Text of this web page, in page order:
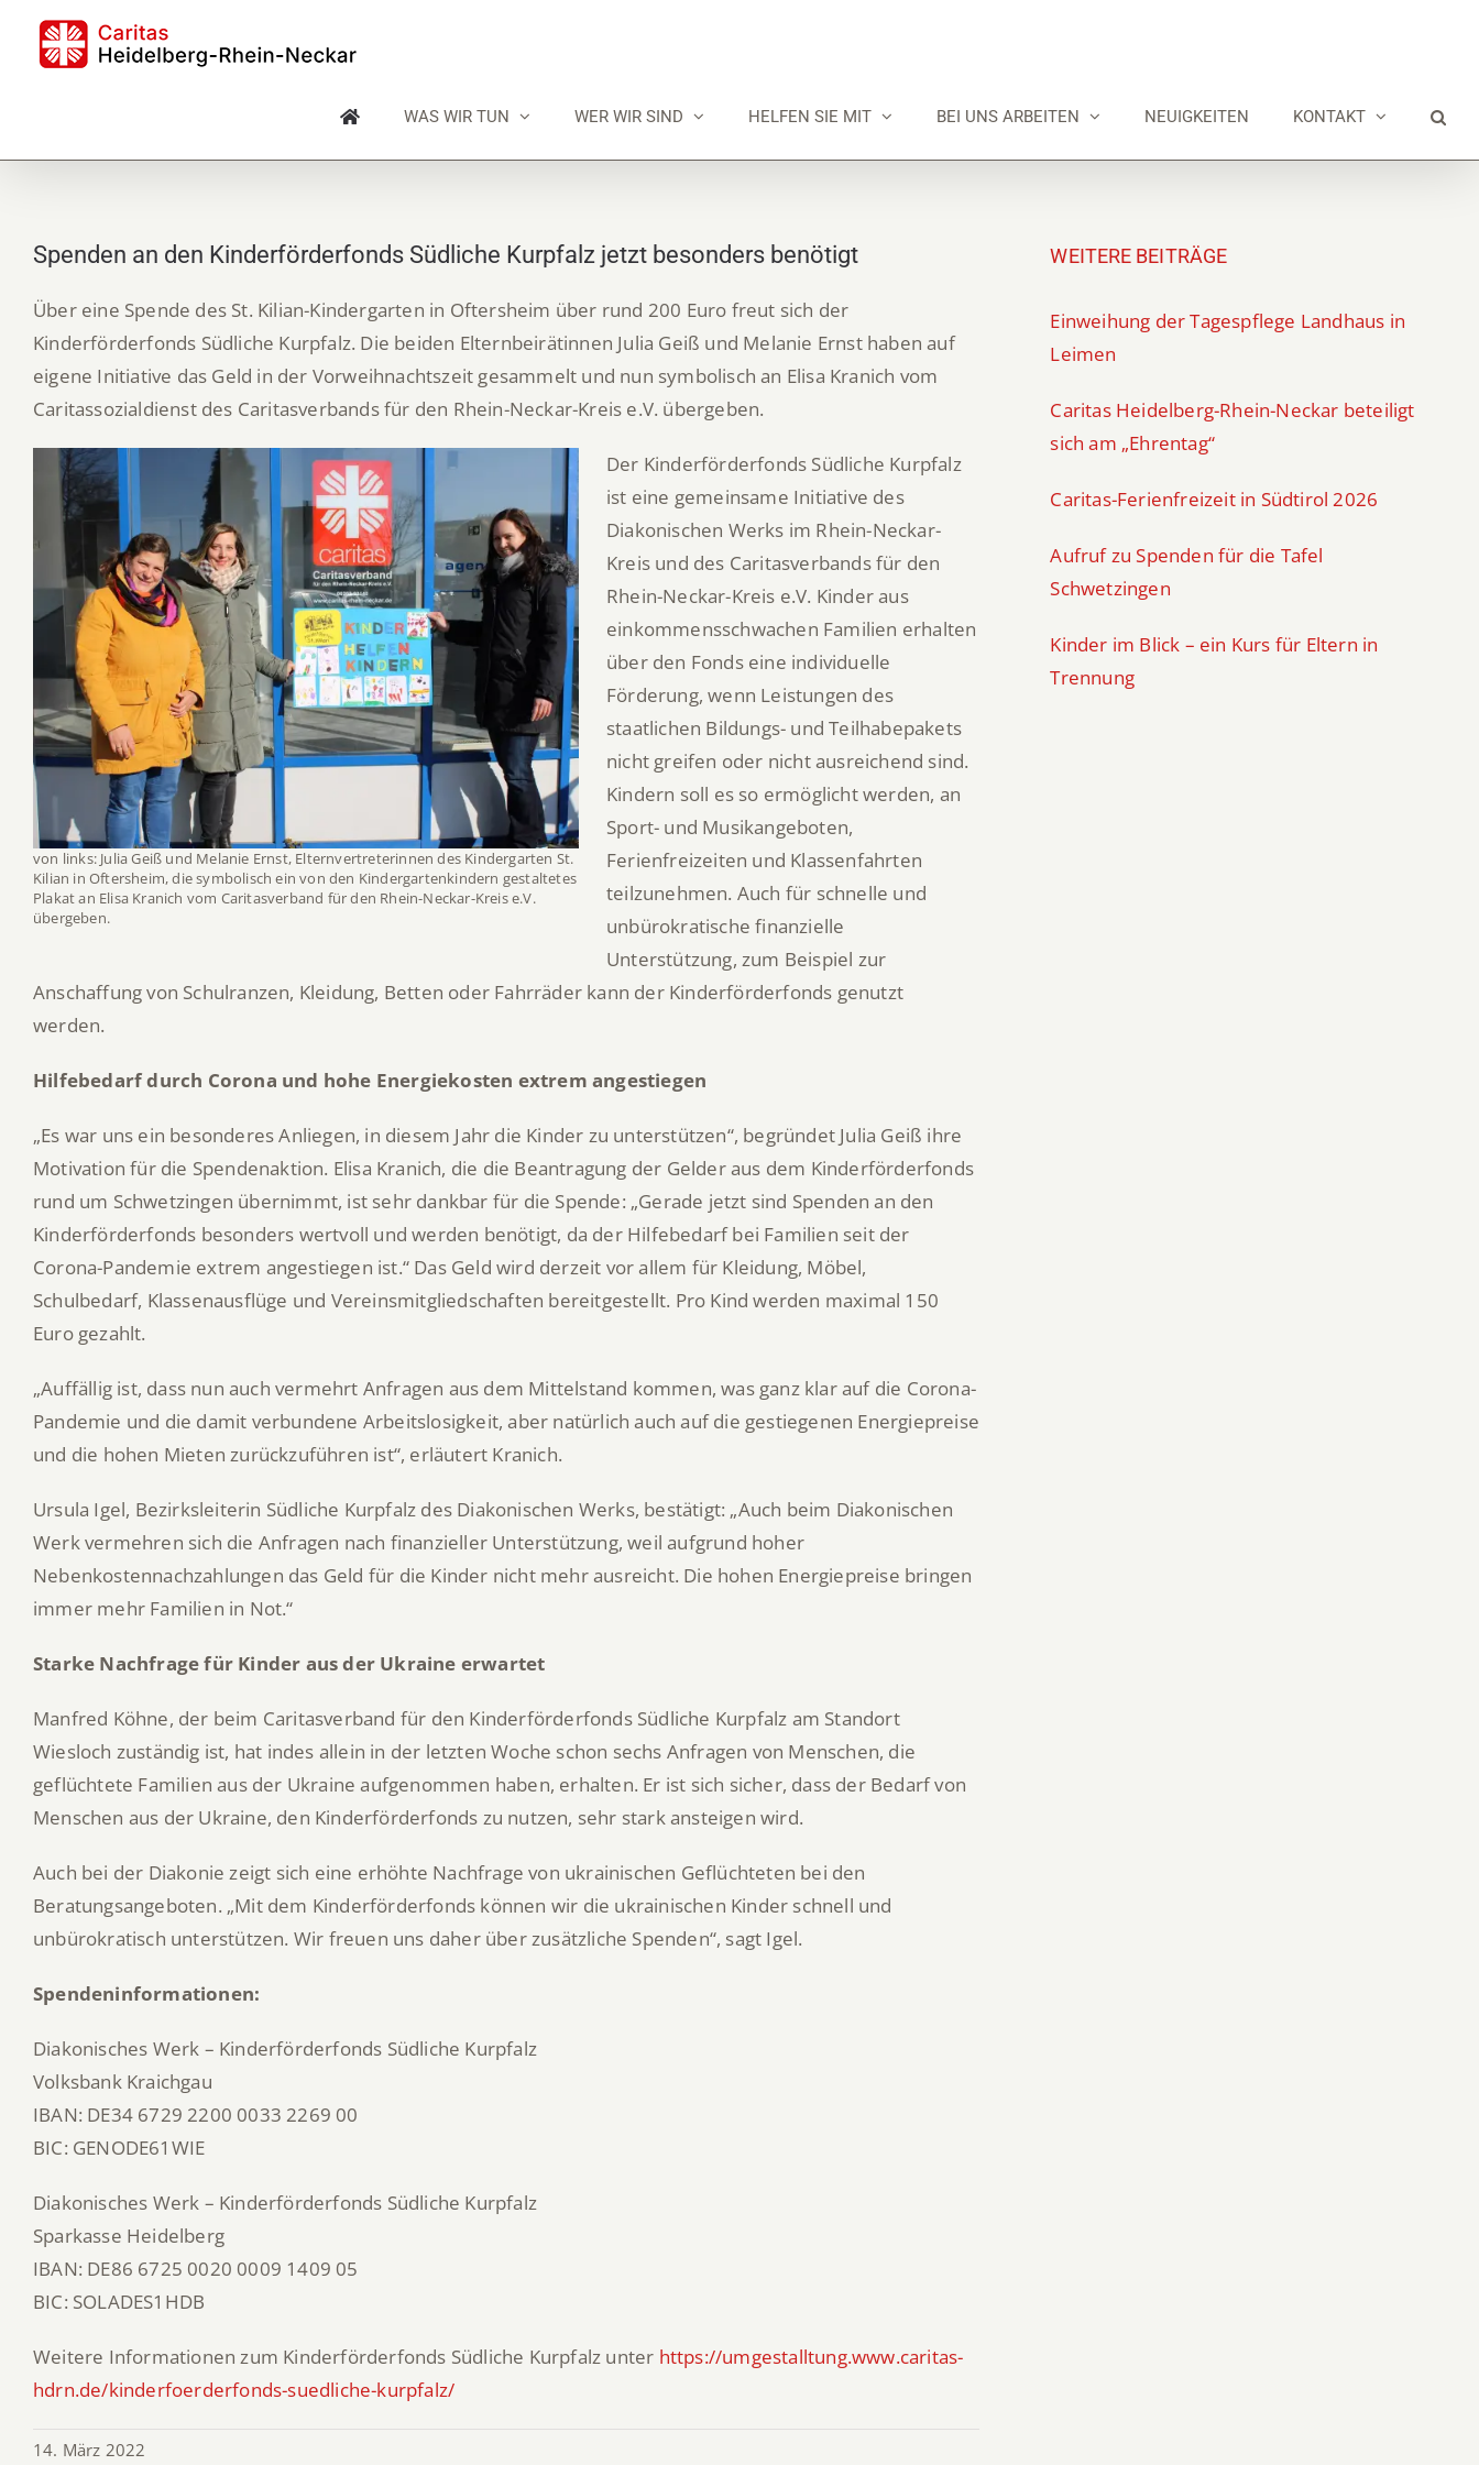
WAS WIR TUN WER WIR SIND HELFEN SIE MIT BEI UNS ARBEITEN NEUIGKEITEN KONTAKT
Spenden an den Kinderförderfonds Südliche Kurpfalz jetzt besonders benötigt
Über eine Spende des St. Kilian-Kindergarten in Oftersheim über rund 200 Euro freut sich der
Kinderförderfonds Südliche Kurpfalz. Die beiden Elternbeirätinnen Julia Geiß und Melanie Ernst haben auf
eigene Initiative das Geld in der Vorweihnachtszeit gesammelt und nun symbolisch an Elisa Kranich vom
Caritassozialdienst des Caritasverbands für den Rhein-Neckar-Kreis e.V. übergeben.
von links: Julia Geiß und Melanie Ernst, Elternvertreterinnen des Kindergarten St.
Kilian in Oftersheim, die symbolisch ein von den Kindergartenkindern gestaltetes
Plakat an Elisa Kranich vom Caritasverband für den Rhein-Neckar-Kreis e.V.
übergeben.
Der Kinderförderfonds Südliche Kurpfalz
ist eine gemeinsame Initiative des
Diakonischen Werks im Rhein-Neckar-
Kreis und des Caritasverbands für den
Rhein-Neckar-Kreis e.V. Kinder aus
einkommensschwachen Familien erhalten
über den Fonds eine individuelle
Förderung, wenn Leistungen des
staatlichen Bildungs- und Teilhabepakets
nicht greifen oder nicht ausreichend sind.
Kindern soll es so ermöglicht werden, an
Sport- und Musikangeboten,
Ferienfreizeiten und Klassenfahrten
teilzunehmen. Auch für schnelle und
unbürokratische finanzielle
Unterstützung, zum Beispiel zur
Anschaffung von Schulranzen, Kleidung, Betten oder Fahrräder kann der Kinderförderfonds genutzt
werden.
Hilfebedarf durch Corona und hohe Energiekosten extrem angestiegen
„Es war uns ein besonderes Anliegen, in diesem Jahr die Kinder zu unterstützen“, begründet Julia Geiß ihre
Motivation für die Spendenaktion. Elisa Kranich, die die Beantragung der Gelder aus dem Kinderförderfonds
rund um Schwetzingen übernimmt, ist sehr dankbar für die Spende: „Gerade jetzt sind Spenden an den
Kinderförderfonds besonders wertvoll und werden benötigt, da der Hilfebedarf bei Familien seit der
Corona-Pandemie extrem angestiegen ist.“ Das Geld wird derzeit vor allem für Kleidung, Möbel,
Schulbedarf, Klassenausflüge und Vereinsmitgliedschaften bereitgestellt. Pro Kind werden maximal 150
Euro gezahlt.
„Auffällig ist, dass nun auch vermehrt Anfragen aus dem Mittelstand kommen, was ganz klar auf die Corona-
Pandemie und die damit verbundene Arbeitslosigkeit, aber natürlich auch auf die gestiegenen Energiepreise
und die hohen Mieten zurückzuführen ist“, erläutert Kranich.
Ursula Igel, Bezirksleiterin Südliche Kurpfalz des Diakonischen Werks, bestätigt: „Auch beim Diakonischen
Werk vermehren sich die Anfragen nach finanzieller Unterstützung, weil aufgrund hoher
Nebenkostennachzahlungen das Geld für die Kinder nicht mehr ausreicht. Die hohen Energiepreise bringen
immer mehr Familien in Not.“
Starke Nachfrage für Kinder aus der Ukraine erwartet
Manfred Köhne, der beim Caritasverband für den Kinderförderfonds Südliche Kurpfalz am Standort
Wiesloch zuständig ist, hat indes allein in der letzten Woche schon sechs Anfragen von Menschen, die
geflüchtete Familien aus der Ukraine aufgenommen haben, erhalten. Er ist sich sicher, dass der Bedarf von
Menschen aus der Ukraine, den Kinderförderfonds zu nutzen, sehr stark ansteigen wird.
Auch bei der Diakonie zeigt sich eine erhöhte Nachfrage von ukrainischen Geflüchteten bei den
Beratungsangeboten. „Mit dem Kinderförderfonds können wir die ukrainischen Kinder schnell und
unbürokratisch unterstützen. Wir freuen uns daher über zusätzliche Spenden“, sagt Igel.
Spendeninformationen:
Diakonisches Werk – Kinderförderfonds Südliche Kurpfalz
Volksbank Kraichgau
IBAN: DE34 6729 2200 0033 2269 00
BIC: GENODE61WIE
Diakonisches Werk – Kinderförderfonds Südliche Kurpfalz
Sparkasse Heidelberg
IBAN: DE86 6725 0020 0009 1409 05
BIC: SOLADES1HDB
Weitere Informationen zum Kinderförderfonds Südliche Kurpfalz unter https://umgestalltung.www.caritas-
hdrn.de/kinderfoerderfonds-suedliche-kurpfalz/
14. März 2022
WEITERE BEITRÄGE
Einweihung der Tagespflege Landhaus in
Leimen
Caritas Heidelberg-Rhein-Neckar beteiligt
sich am „Ehrentag“
Caritas-Ferienfreizeit in Südtirol 2026
Aufruf zu Spenden für die Tafel
Schwetzingen
Kinder im Blick – ein Kurs für Eltern in
Trennung